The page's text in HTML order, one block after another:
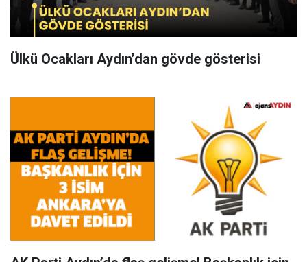
Ülkü Ocakları Aydın’dan gövde gösterisi